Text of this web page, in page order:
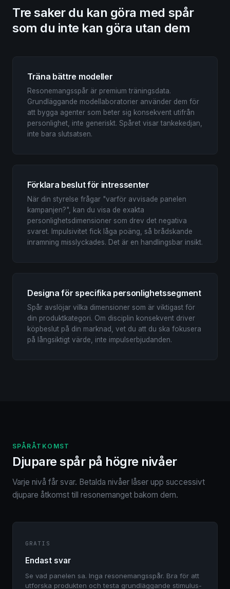
Tre saker du kan göra med spår
som du inte kan göra utan dem
Träna bättre modeller
Resonemangsspår är premium träningsdata.
Grundläggande modellaboratorier använder dem för
att bygga agenter som beter sig konsekvent utifrån
personlighet, inte generiskt. Spåret visar tankekedjan,
inte bara slutsatsen.
Förklara beslut för intressenter
När din styrelse frågar "varför avvisade panelen
kampanjen?", kan du visa de exakta
personlighetsdimensioner som drev det negativa
svaret. Impulsivitet fick låga poäng, så brådskande
inramning misslyckades. Det är en handlingsbar insikt.
Designa för specifika personlighetssegment
Spår avslöjar vilka dimensioner som är viktigast för
din produktkategori. Om disciplin konsekvent driver
köpbeslut på din marknad, vet du att du ska fokusera
på långsiktigt värde, inte impulserbjudanden.
SPÅRÅTKOMST
Djupare spår på högre nivåer
Varje nivå får svar. Betalda nivåer låser upp successivt
djupare åtkomst till resonemanget bakom dem.
GRATIS
Endast svar
Se vad panelen sa. Inga resonemangsspår. Bra för att
utforska produkten och testa grundläggande stimulus-